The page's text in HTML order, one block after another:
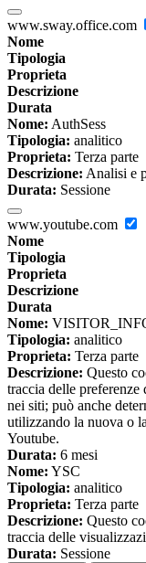
www.sway.office.com
Nome
Tipologia
Proprieta
Descrizione
Durata
Nome: AuthSess
Tipologia: analitico
Proprieta: Terza parte
Descrizione: Analisi e
Durata: Sessione
www.youtube.com
Nome
Tipologia
Proprieta
Descrizione
Durata
Nome:
Tipologia: analitico
Proprieta: Terza parte
Descrizione: Questo
traccia delle
nei siti; può anche
utilizzando la nuova o
Youtube.
Durata: 6 mesi
Nome: YSC
Tipologia: analitico
Proprieta: Terza parte
Descrizione: Questo
traccia delle
Durata: Sessione